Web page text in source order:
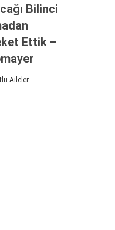
Bilinci
Ettik –
Aileler